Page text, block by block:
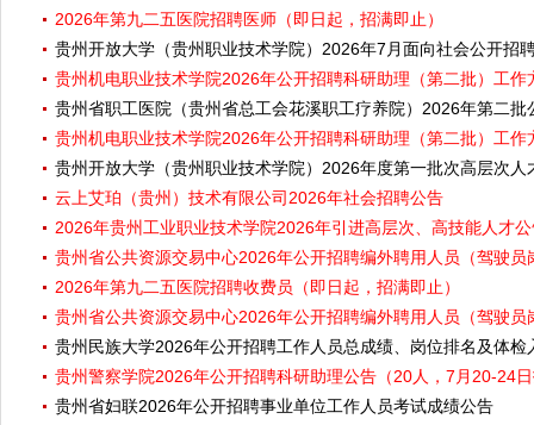
2026年第九二五医院招聘医师（即日起，招满即止）
贵州开放大学（贵州职业技术学院）2026年7月面向社会公开招
贵州机电职业技术学院2026年公开招聘科研助理（第二批）工
贵州省职工医院（贵州省总工会花溪职工疗养院）2026年第二
贵州机电职业技术学院2026年公开招聘科研助理（第二批）工
贵州开放大学（贵州职业技术学院）2026年度第一批次高层次
云上艾珀（贵州）技术有限公司2026年社会招聘公告
2026年贵州工业职业技术学院2026年引进高层次、高技能人才
贵州省公共资源交易中心2026年公开招聘编外聘用人员（驾驶
2026年第九二五医院招聘收费员（即日起，招满即止）
贵州省公共资源交易中心2026年公开招聘编外聘用人员（驾驶
贵州民族大学2026年公开招聘工作人员总成绩、岗位排名及体检
贵州警察学院2026年公开招聘科研助理公告（20人，7月20-24
贵州省妇联2026年公开招聘事业单位工作人员考试成绩公告